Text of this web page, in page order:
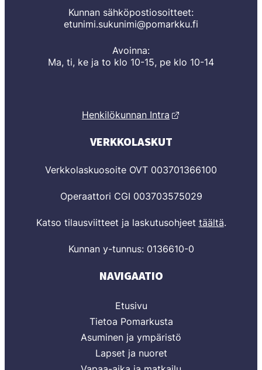
Kunnan sähköpostiosoitteet:
etunimi.sukunimi@pomarkku.fi
Avoinna:
Ma, ti, ke ja to klo 10-15, pe klo 10-14
Henkilökunnan Intra
VERKKOLASKUT
Verkkolaskuosoite OVT 003701366100
Operaattori CGI 003703575029
Katso tilausviitteet ja laskutusohjeet täältä.
Kunnan y-tunnus: 0136610-0
NAVIGAATIO
Etusivu
Tietoa Pomarkusta
Asuminen ja ympäristö
Lapset ja nuoret